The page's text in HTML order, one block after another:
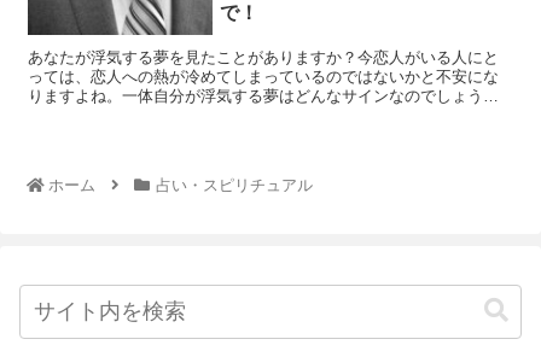
で！
あなたが浮気する夢を見たことがありますか？今恋人がいる人にと
っては、恋人への熱が冷めてしまっているのではないかと不安にな
りますよね。一体自分が浮気する夢はどんなサインなのでしょう
ホーム 占い・スピリチュアル